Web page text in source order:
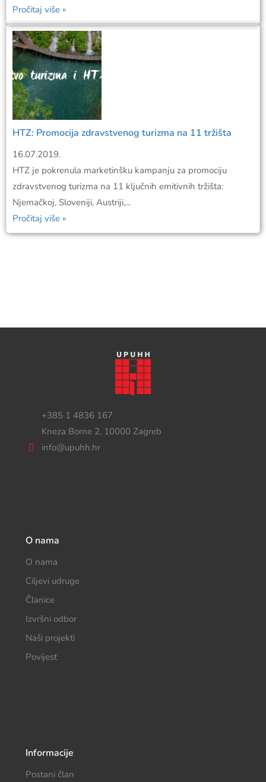
Pročitaj više »
HTZ: Promocija zdravstvenog turizma na 11 tržišta
16.07.2019.
HTZ je pokrenula marketinšku kampanju za promociju
zdravstvenog turizma na 11 ključnih emitivnih tržišta:
Njemačkoj, Sloveniji, Austriji,...
Pročitaj više »
+385 1 4836 167
Kneza Borne 2, 10000 Zagreb
info@upuhh.hr
O nama
O nama
Ciljevi udruge
Članice
Izvršni odbor
Naši projekti
Povijest
Informacije
Postani član